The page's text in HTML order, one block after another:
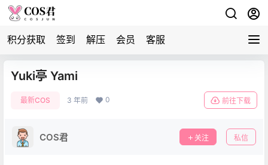
积分获取 签到 解压 会员 客服
Yuki亭 Yami
最新COS 3 年前 0 前往下载
COS君 关注 私信